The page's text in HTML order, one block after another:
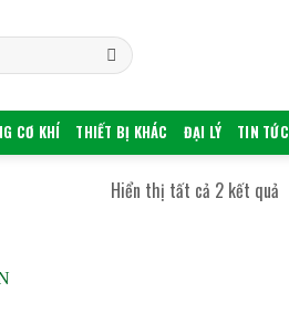
CƠ KHÍ THIẾT BỊ KHÁC ĐẠI LÝ TIN TỨC
Hiển thị tất cả 2 kết quảĐã